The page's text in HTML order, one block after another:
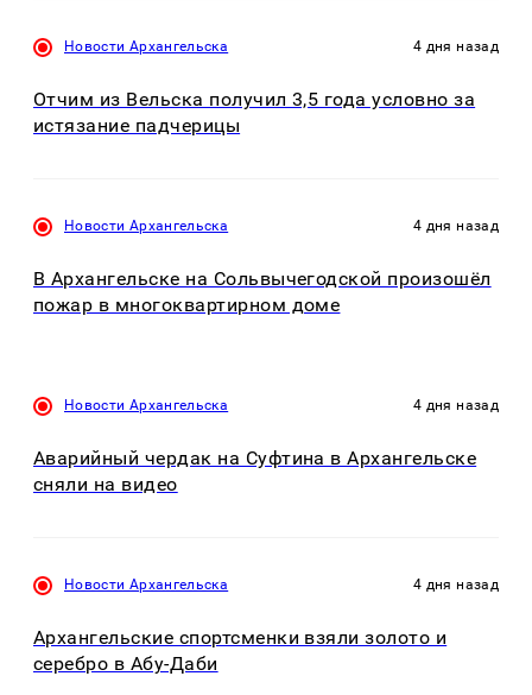
Новости Архангельска 4 дня назад
Отчим из Вельска получил 3,5 года условно за
истязание падчерицы
Новости Архангельска 4 дня назад
В Архангельске на Сольвычегодской произошёл
пожар в многоквартирном доме
Новости Архангельска 4 дня назад
Аварийный чердак на Суфтина в Архангельске
сняли на видео
Новости Архангельска 4 дня назад
Архангельские спортсменки взяли золото и
серебро в Абу-Даби